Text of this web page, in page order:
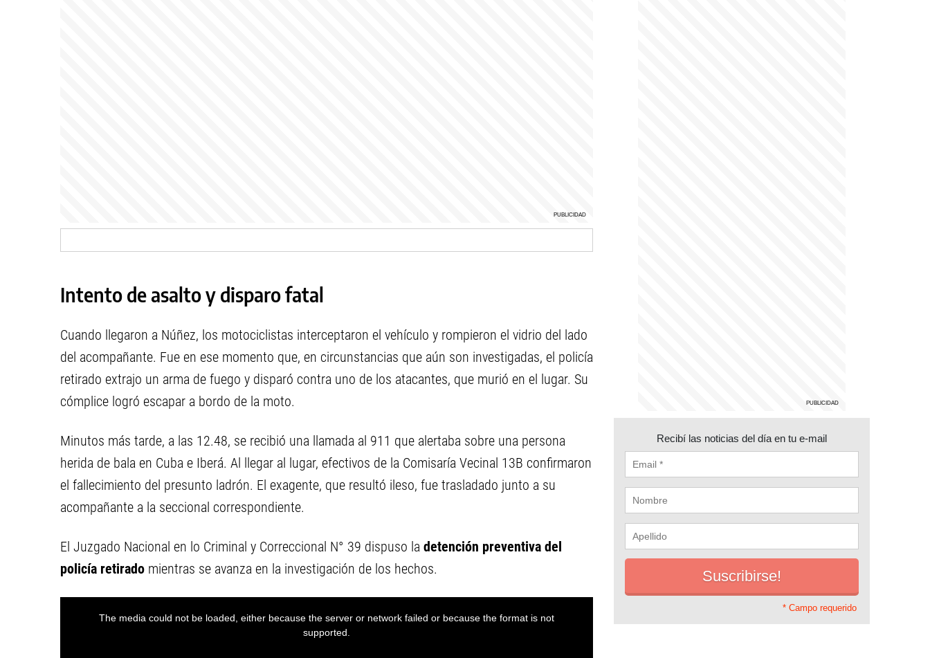
Intento de asalto y disparo fatal
Cuando llegaron a Núñez, los motociclistas interceptaron el vehículo y rompieron el vidrio del lado
del acompañante. Fue en ese momento que, en circunstancias que aún son investigadas, el policía
retirado extrajo un arma de fuego y disparó contra uno de los atacantes, que murió en el lugar. Su
cómplice logró escapar a bordo de la moto.
Minutos más tarde, a las 12.48, se recibió una llamada al 911 que alertaba sobre una persona
herida de bala en Cuba e Iberá. Al llegar al lugar, efectivos de la Comisaría Vecinal 13B confirmaron
el fallecimiento del presunto ladrón. El exagente, que resultó ileso, fue trasladado junto a su
acompañante a la seccional correspondiente.
El Juzgado Nacional en lo Criminal y Correccional N° 39 dispuso la detención preventiva del
policía retirado mientras se avanza en la investigación de los hechos.
Recibí las noticias del día en tu e-mail
* Campo requerido